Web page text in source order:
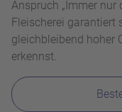
Anspruch „Immer nur
Fleischerei garantiert
gleichbleibend hoher
erkennst.